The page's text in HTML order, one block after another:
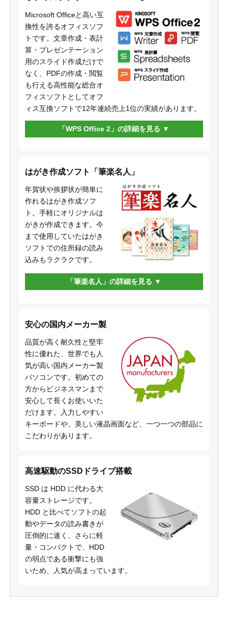
Microsoft Officeと高い互
換性を誇るオフィスソフ
トです。文章作成・表計
算・プレゼンテーション
用のスライド作成だけで
なく、PDFの作成・閲覧
も行える高性能な総合オ
フィスソフトとしてオフ
ィス互換ソフトで12年連続売上1位の実績があります。
「WPS Office 2」の詳細を見る
はがき作成ソフト「筆楽名人」
年賀状や挨拶状が簡単に
作れるはがき作成ソフ
ト。手軽にオリジナルは
がきが作成できます。今
まで使用していたはがき
ソフトでの住所録の読み
込みもラクラクです。
「筆楽名人」の詳細を見る
安心の国内メーカー製
品質が高く耐久性と堅牢
性に優れた、世界でも人
気が高い国内メーカー製
パソコンです。初めての
方からビジネスマンまで
安心して長くお使いいた
だけます。入力しやすい
キーボードや、美しい液晶画面など、一つ一つの部品に
こだわりがあります。
高速駆動のSSDドライブ搭載
SSD は HDD に代わる大
容量ストレージです。
HDD と比べてソフトの起
動やデータの読み書きが
圧倒的に速く、さらに軽
量・コンパクトで、HDD
の弱点である衝撃にも強
いため、人気が高まっています。